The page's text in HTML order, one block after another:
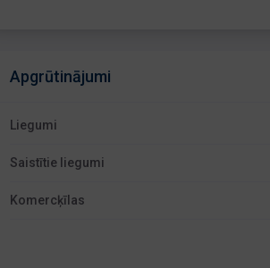
Apgrūtinājumi
Liegumi
Saistītie liegumi
Komercķīlas